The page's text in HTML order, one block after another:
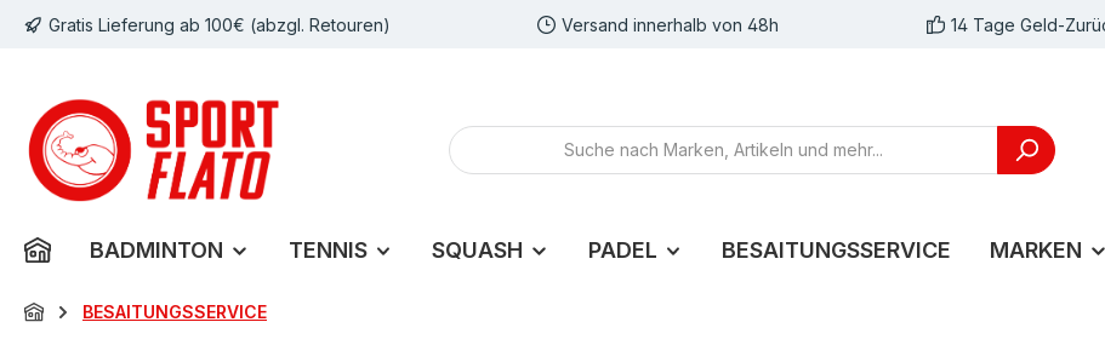
Hauptinhalt springen
Zur Suche springen
Zur Hauptnavigation springen
Gratis Lieferung ab 100€ (abzgl. Retouren) Versand innerhalb von 48h 14 Tage Geld-
BADMINTON TENNIS SQUASH PADEL BESAITUNGSSERVICE MARKEN
BESAITUNGSSERVICE